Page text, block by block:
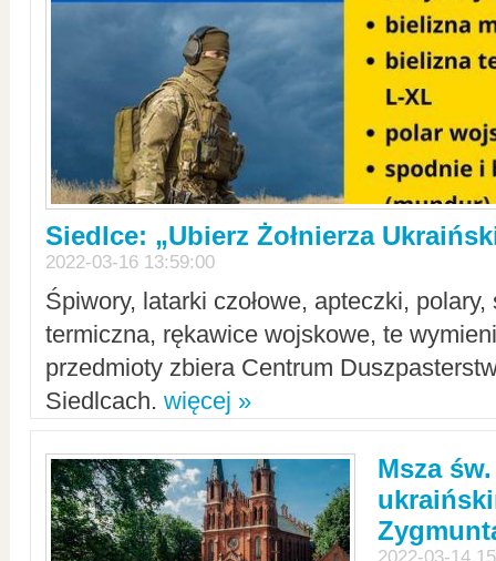
Siedlce: „Ubierz Żołnierza
2022-03-16 13:59:00
Śpiwory, latarki czołowe, apteczki,
termiczna, rękawice wojskowe, te
przedmioty zbiera Centrum
Siedlcach. więcej »
Msza